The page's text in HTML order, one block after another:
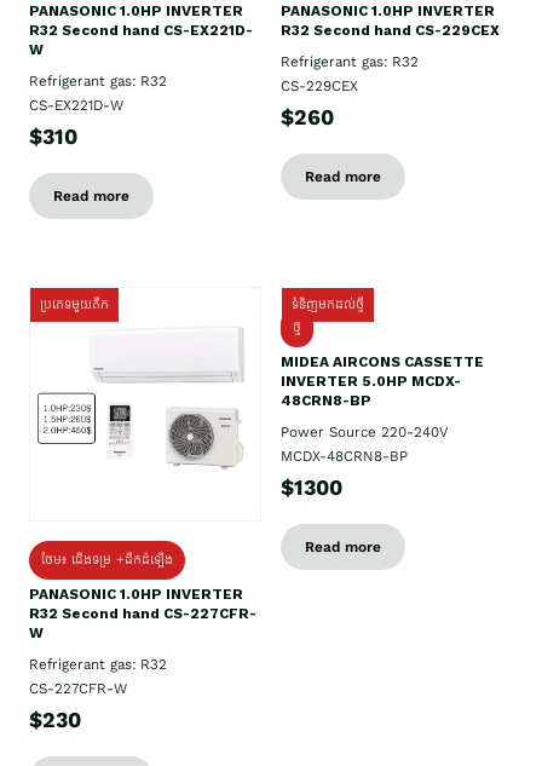
PANASONIC 1.0HP INVERTER
R32 Second hand CS-EX221D-
W
Refrigerant gas: R32
CS-EX221D-W
$310
Read more
PANASONIC 1.0HP INVERTER
R32 Second hand CS-229CEX
Refrigerant gas: R32
CS-229CEX
$260
Read more
ប្រភេទមួយតឹក
ថែម៖ ជើងទម្រ +ដឹកដំឡើង
PANASONIC 1.0HP INVERTER
R32 Second hand CS-227CFR-
W
Refrigerant gas: R32
CS-227CFR-W
$230
ទំនិញមកដល់ថ្មី
ថ្មី
MIDEA AIRCONS CASSETTE
INVERTER 5.0HP MCDX-
48CRN8-BP
Power Source 220-240V
MCDX-48CRN8-BP
$1300
Read more